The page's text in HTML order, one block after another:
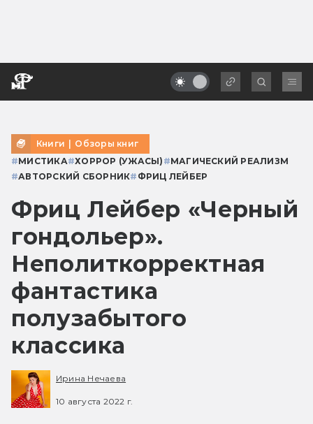
Книги | Обзоры книг
#МИСТИКА#ХОРРОР (УЖАСЫ) #МАГИЧЕСКИЙ РЕАЛИЗМ
#АВТОРСКИЙ СБОРНИК# ФРИЦ ЛЕЙБЕР
Фриц Лейбер «Черный
гондольер».
Неполиткорректная
фантастика
полузабытого
классика
Ирина Нечаева
10 августа 2022 г.